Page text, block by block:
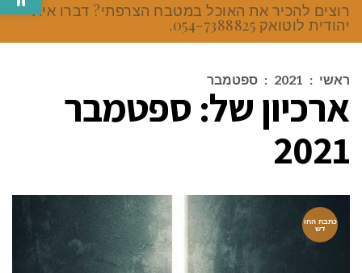
רוצים להכיר את האוכל במטבח הצרפתי? דברו איתי
יהודית לוטואק 054-7388825.
ראשי :
2021
: ספטמבר
ארכיון של: ספטמבר
2021
כתבת החו
דש